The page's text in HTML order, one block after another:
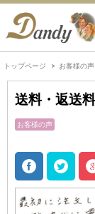
トップページ お客様の声
送料・返送
お客様の声